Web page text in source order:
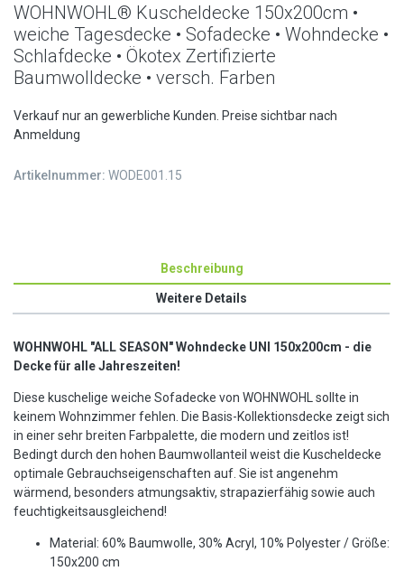
WOHNWOHL® Kuscheldecke 150x200cm •
weiche Tagesdecke • Sofadecke • Wohndecke •
Schlafdecke • Ökotex Zertifizierte
Baumwolldecke • versch. Farben
Verkauf nur an gewerbliche Kunden. Preise sichtbar nach
Anmeldung
Artikelnummer: WODE001.15
Beschreibung
Weitere Details
WOHNWOHL "ALL SEASON" Wohndecke UNI 150x200cm - die
Decke für alle Jahreszeiten!
Diese kuschelige weiche Sofadecke von WOHNWOHL sollte in
keinem Wohnzimmer fehlen. Die Basis-Kollektionsdecke zeigt sich
in einer sehr breiten Farbpalette, die modern und zeitlos ist!
Bedingt durch den hohen Baumwollanteil weist die Kuscheldecke
optimale Gebrauchseigenschaften auf. Sie ist angenehm
wärmend, besonders atmungsaktiv, strapazierfähig sowie auch
feuchtigkeitsausgleichend!
Material: 60% Baumwolle, 30% Acryl, 10% Polyester / Größe:
150x200 cm